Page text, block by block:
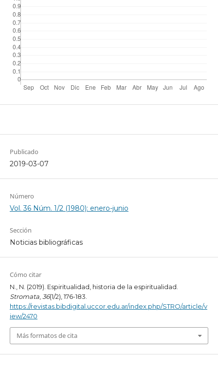
Publicado
2019-03-07
Número
Vol. 36 Núm. 1/2 (1980): enero-junio
Sección
Noticias bibliográficas
Cómo citar
N., N. (2019). Espiritualidad, historia de la espiritualidad.
Stromata, 36(1/2), 176-183.
https://revistas.bibdigital.uccor.edu.ar/index.php/STRO/article/v
iew/2470
Más formatos de cita